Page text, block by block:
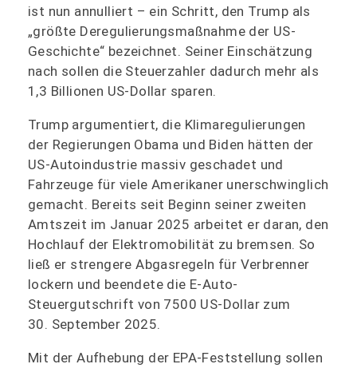
ist nun annulliert – ein Schritt, den Trump als
„größte Deregulierungsmaßnahme der US-
Geschichte“ bezeichnet. Seiner Einschätzung
nach sollen die Steuerzahler dadurch mehr als
1,3 Billionen US-Dollar sparen.
Trump argumentiert, die Klimaregulierungen
der Regierungen Obama und Biden hätten der
US-Autoindustrie massiv geschadet und
Fahrzeuge für viele Amerikaner unerschwinglich
gemacht. Bereits seit Beginn seiner zweiten
Amtszeit im Januar 2025 arbeitet er daran, den
Hochlauf der Elektromobilität zu bremsen. So
ließ er strengere Abgasregeln für Verbrenner
lockern und beendete die E-Auto-
Steuergutschrift von 7500 US-Dollar zum
30. September 2025.
Mit der Aufhebung der EPA-Feststellung sollen